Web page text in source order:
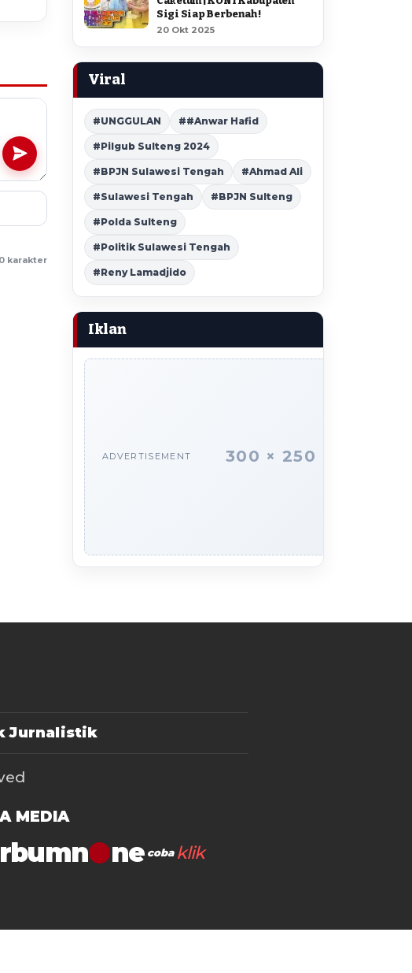
karakter
Sigi Siap Berbenah !
20 Okt 2025
Viral
#UNGGULAN ##Anwar Hafid
#Pilgub Sulteng 2024
#BPJN Sulawesi Tengah #Ahmad Ali
#Sulawesi Tengah #BPJN Sulteng
#Polda Sulteng
#Politik Sulawesi Tengah
#Reny Lamadjido
Iklan
ADVERTISEMENT 300 × 250
Jurnalistik
MEDIA
coba klik